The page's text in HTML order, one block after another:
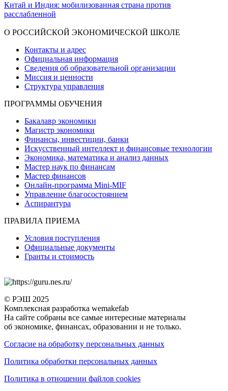
Китай и Индия: мобилизованная страна против
расслабленной
О РОССИЙСКОЙ ЭКОНОМИЧЕСКОЙ ШКОЛЕ
Контакты и адрес
Официальная информация
Сведения об образовательной организации
Миссия и ценности
Структура управления
ПРОГРАММЫ ОБУЧЕНИЯ
Бакалавр экономики
Магистр экономики
Финансы, инвестиции, банки
Искусственный интеллект и финансовые технологии
Экономика, математика и анализ данных
Мастер наук по финансам
Мастер финансов
Онлайн-программа Mini-MIF
Управление благосостоянием
Аспирантура
ПРАВИЛА ПРИЕМА
Условия поступления
Официальные документы
Гранты и стоимость
© РЭШ 2025
Комплексная разработка wemakefab
На сайте собраны все самые интересные материалы
об экономике, финансах, образовании и не только.
Согласие на обработку персональных данных
Политика обработки персональных данных
Политика в отношении файлов cookies